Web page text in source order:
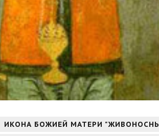
ИКОНА БОЖИЕЙ МАТЕРИ